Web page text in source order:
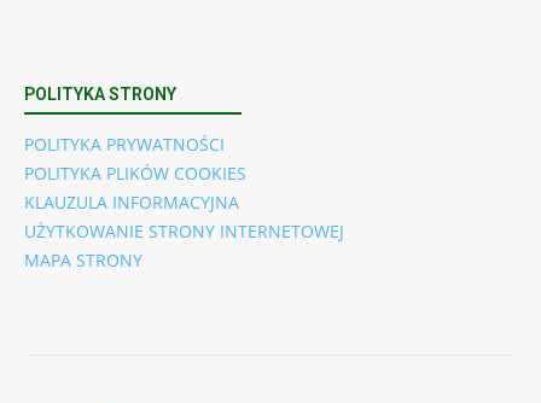
POLITYKA STRONY
POLITYKA PRYWATNOŚCI
POLITYKA PLIKÓW COOKIES
KLAUZULA INFORMACYJNA
UŻYTKOWANIE STRONY INTERNETOWEJ
MAPA STRONY